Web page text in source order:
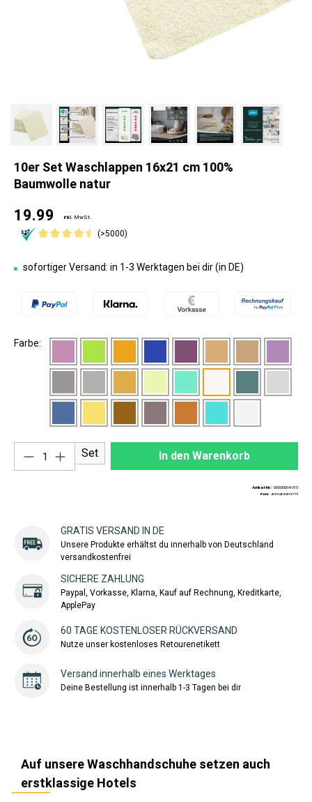
10er Set Waschlappen 16x21 cm 100%
Baumwolle natur
19.99 inkl. MwSt.
(>5000)
sofortiger Versand: in 1-3 Werktagen bei dir (in DE)
Farbe:
Produkt Anzahl: Gib den gewünschten
Set In den Warenkorb
Artikel-Nr.: 00000064-015
EAN: 4260408429773
GRATIS VERSAND IN DE
Unsere Produkte erhältst du innerhalb von Deutschland
versandkostenfrei
SICHERE ZAHLUNG
Paypal, Vorkasse, Klarna, Kauf auf Rechnung, Kreditkarte,
ApplePay
60 TAGE KOSTENLOSER RÜCKVERSAND
Nutze unser kostenloses Retourenetikett
Versand innerhalb eines Werktages
Deine Bestellung ist innerhalb 1-3 Tagen bei dir
Auf unsere Waschhandschuhe setzen auch
erstklassige Hotels